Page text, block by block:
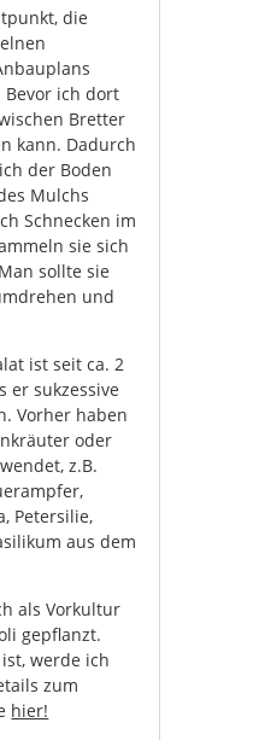
die
Bevor ich dort
Bretter
kann. Dadurch
der Boden
Mulchs
Schnecken im
sie sich
sollte sie
und
ist seit ca. 2
er sukzessive
Vorher haben
oder
z.B.
Petersilie,
aus dem
als Vorkultur
gepflanzt.
werde ich
zum
hier!